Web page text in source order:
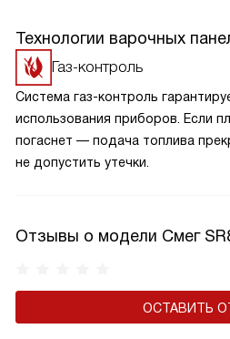
Технологии варочных
Газ-контроль
Система газ-контроль
использования приборов. Если
погаснет — подача топлива
не допустить утечки.
Отзывы о модели Смег
ОСТАВИТЬ